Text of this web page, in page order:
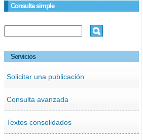
Consulta simple
Servicios
Solicitar una publicación
Consulta avanzada
Textos consolidados